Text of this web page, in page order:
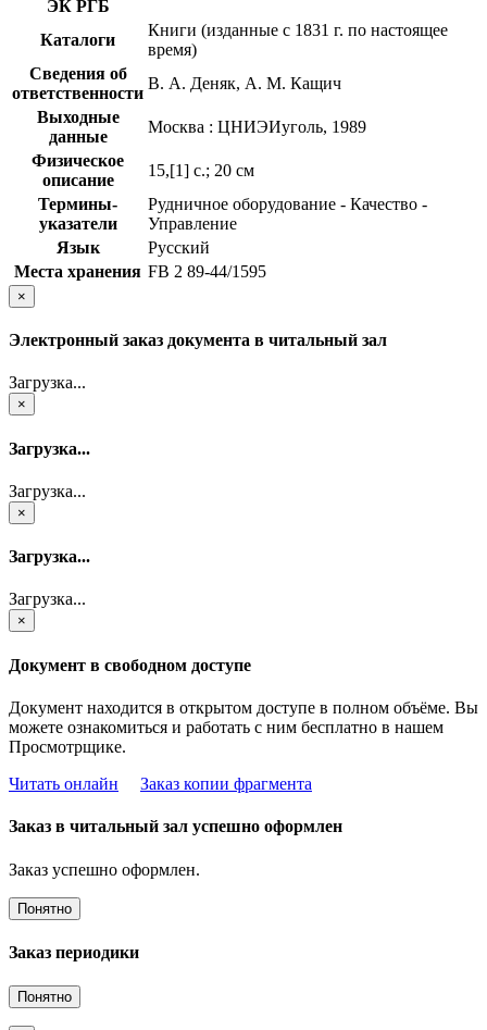
ЭК РГБ
Каталоги
Книги (изданные с 1831 г. по настоящее
время)
Сведения об
ответственности
В. А. Деняк, А. М. Кащич
Выходные
данные
Москва : ЦНИЭИуголь, 1989
Физическое
описание
15,[1] с.; 20 см
Термины-
указатели
Рудничное оборудование - Качество -
Управление
Язык
Русский
Места хранения FB 2 89-44/1595
×
Электронный заказ документа в читальный зал
Загрузка...
×
Загрузка...
Загрузка...
×
Загрузка...
Загрузка...
×
Документ в свободном доступе
Документ находится в открытом доступе в полном объёме. Вы
можете ознакомиться и работать с ним бесплатно в нашем
Просмотрщике.
Читать онлайн
Заказ копии фрагмента
Заказ в читальный зал успешно оформлен
Заказ успешно оформлен.
Понятно
Заказ периодики
Понятно